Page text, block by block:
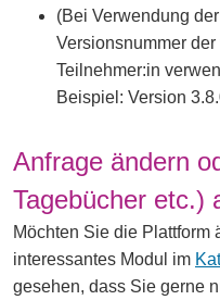
(Bei Verwendung
Versionsnummer
Teilnehmer:in
Beispiel: Version
Anfrage ändern
Tagebücher etc.)
Möchten Sie die Plattform
interessantes Modul im
gesehen, dass Sie gerne